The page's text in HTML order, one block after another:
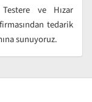
ve Hızar
tedarik
sunuyoruz.